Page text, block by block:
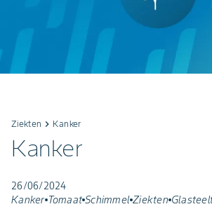
Ziekten keyboard_arrow_right Kanker
Kanker
26/06/2024
Kanker Tomaat Schimmel Ziekten